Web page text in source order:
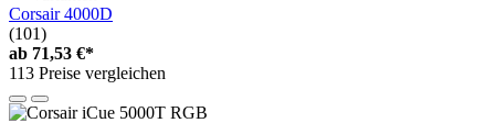
Corsair 4000D
(101)
ab 71,53 €*
113 Preise vergleichen